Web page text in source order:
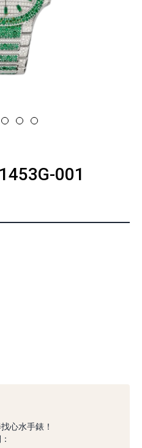
001
心水手錶！